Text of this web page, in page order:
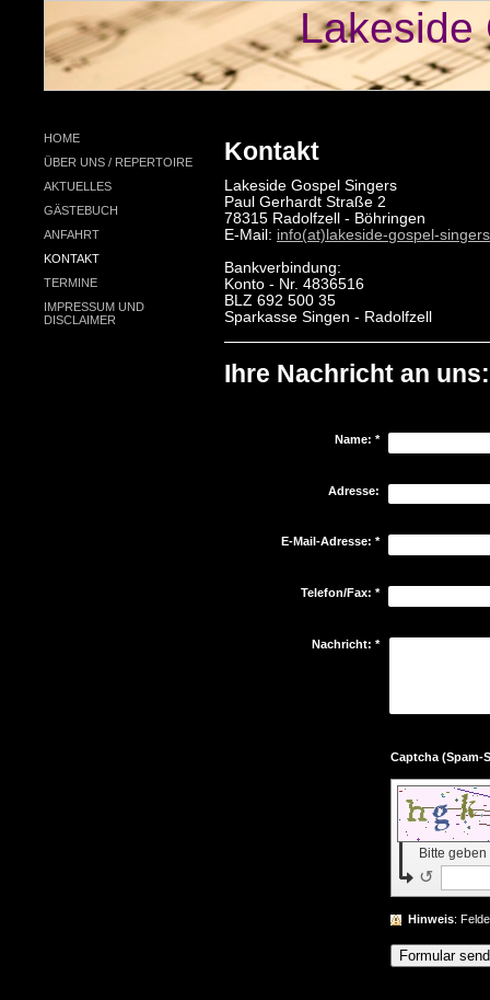
Lakeside
HOME
ÜBER UNS / REPERTOIRE
AKTUELLES
GÄSTEBUCH
ANFAHRT
KONTAKT
TERMINE
IMPRESSUM UND
DISCLAIMER
Kontakt
Lakeside Gospel Singers
Paul Gerhardt Straße 2
78315 Radolfzell - Böhringen
E-Mail: info(at)lakeside-gospel-
Bankverbindung:
Konto - Nr. 4836516
BLZ 692 500 35
Sparkasse Singen - Radolfzell
Ihre Nachricht an uns:
Name: *
Adresse:
E-Mail-Adresse: *
Telefon/Fax: *
Nachricht: *
Bitte
↺
Hinweis :